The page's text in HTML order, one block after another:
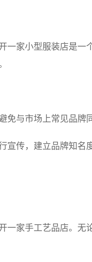
一家小型服装店是一
免与市场上常见品牌
宣传，建立品牌知名度
一家手工艺品店。无